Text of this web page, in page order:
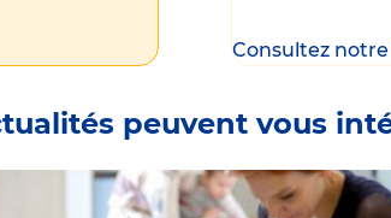
Consultez notre
peuvent vous